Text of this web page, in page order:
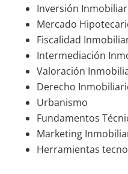
Inversión
Mercado
Fiscalidad
Intermediación
Valoración
Derecho
Urbanismo
Fundamentos
Marketing
Herramientas